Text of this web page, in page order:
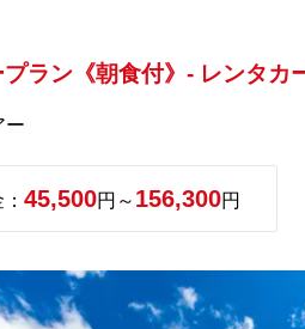
ラン《朝食付》- レンタ
ー
45,500円～ 156,300円